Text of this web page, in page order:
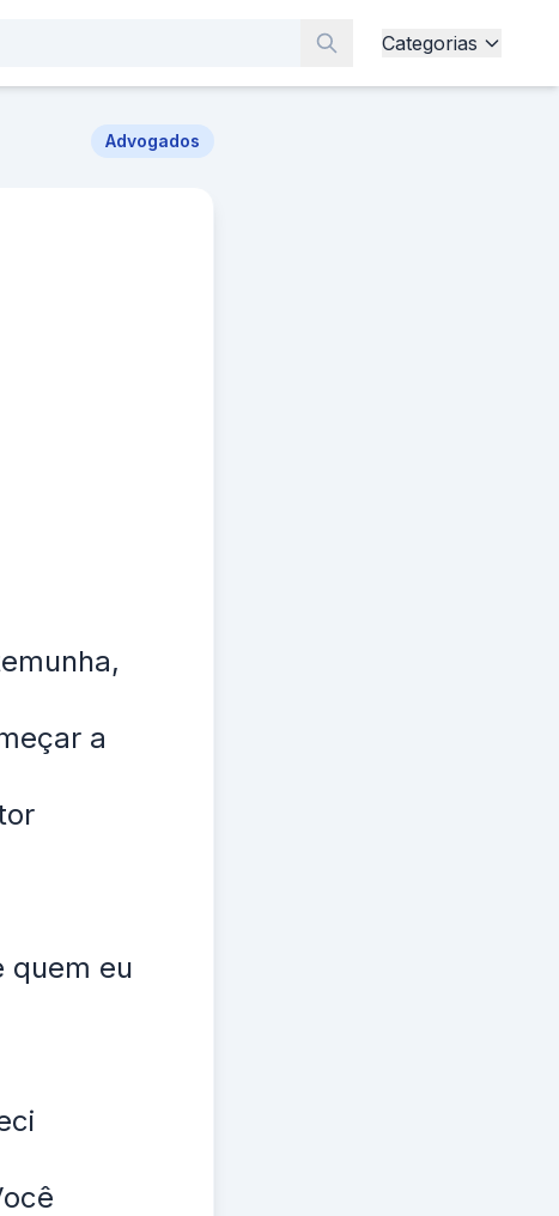
Categorias
Advogados
a
quem eu